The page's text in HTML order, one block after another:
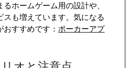
ホームゲーム用の設計や、
も増えています。気になる
すすめです： ポーカーアプ